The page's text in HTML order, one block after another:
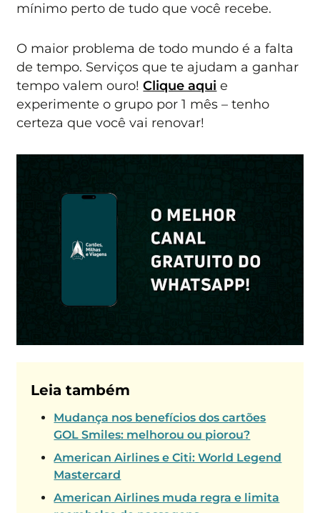
mínimo perto de tudo que você recebe.
O maior problema de todo mundo é a falta
de tempo. Serviços que te ajudam a ganhar
tempo valem ouro!Clique aqui e
experimente o grupo por 1 mês – tenho
certeza que você vai renovar!
Leia também
Mudança nos benefícios dos cartões
GOL Smiles: melhorou ou piorou?
American Airlines e Citi: World Legend
Mastercard
American Airlines muda regra e limita